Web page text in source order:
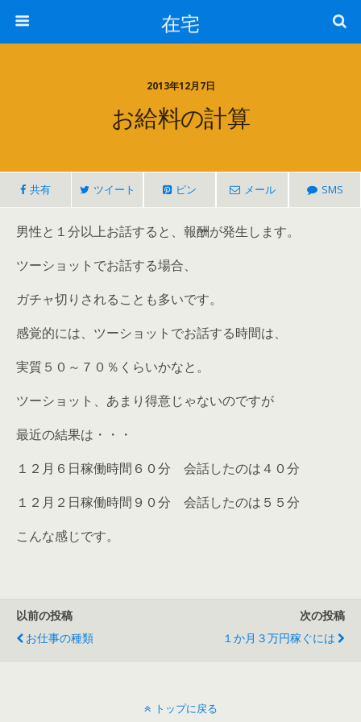
在宅
2013年12月7日
お給料の計算
共有 ツイート ピン メール SMS
男性と１分以上お話すると、報酬が発生します。
ツーショットでお話する場合、
ガチャ切りされることも多いです。
感覚的には、ツーショットでお話する時間は、
実質５０～７０％くらいかなと。
ツーショット、あまり得意じゃないのですが
最近の結果は・・・
１２月６日稼働時間６０分 会話したのは４０分
１２月２日稼働時間９０分 会話したのは５５分
こんな感じです。
以前の投稿
お仕事の種類
次の投稿
１か月３万円稼ぐには
トップに戻る